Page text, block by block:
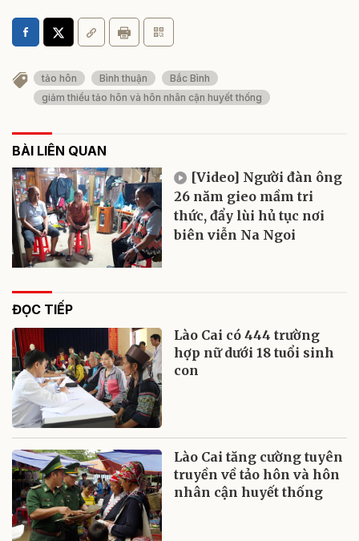
tảo hôn Bình thuận
Bắc Bình
giảm thiểu tảo hôn và hôn nhân cận huyết thống
BÀI LIÊN QUAN
[Video] Người đàn ông
26 năm gieo mầm tri
thức, đẩy lùi hủ tục nơi
biên viễn Na Ngoi
ĐỌC TIẾP
Lào Cai có 444 trường
hợp nữ dưới 18 tuổi sinh
con
Lào Cai tăng cường tuyên
truyền về tảo hôn và hôn
nhân cận huyết thống